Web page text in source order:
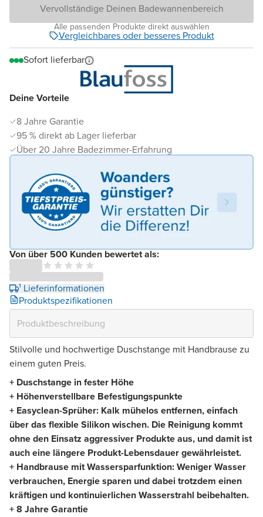
Deine Vorteile
8 Jahre Garantie
95 % direkt ab Lager lieferbar
Über 20 Jahre Badezimmer-Erfahrung
Von über 500 Kunden bewertet als:
¹ Lieferinformationen
Produktspezifikationen
Vervollständige Deinen Badewannenbereich
Alle passenden Produkte direkt auswählen
Vergleichbares oder besseres Produkt
Sofort lieferbar
Stilvolle und hochwertige Duschstange mit Handbrause zu
einem guten Preis.
+ Duschstange in fester Höhe
+ Höhenverstellbare Befestigungspunkte
+ Easyclean-Sprüher: Kalk mühelos entfernen, einfach
über das flexible Silikon wischen. Die Reinigung kommt
ohne den Einsatz aggressiver Produkte aus, und damit ist
auch eine längere Produkt-Lebensdauer gewährleistet.
+ Handbrause mit Wassersparfunktion: Weniger Wasser
verbrauchen, Energie sparen und dabei trotzdem einen
kräftigen und kontinuierlichen Wasserstrahl beibehalten.
+ 8 Jahre Garantie